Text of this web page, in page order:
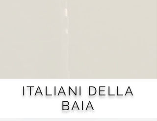
ITALIANI DELLA
BAIA